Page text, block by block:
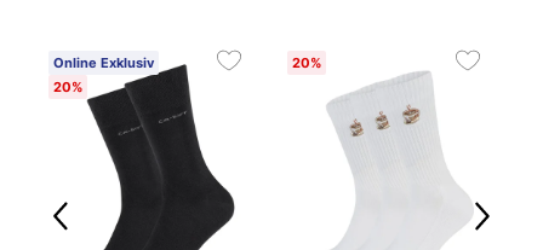
Online Exklusiv
20%
20%